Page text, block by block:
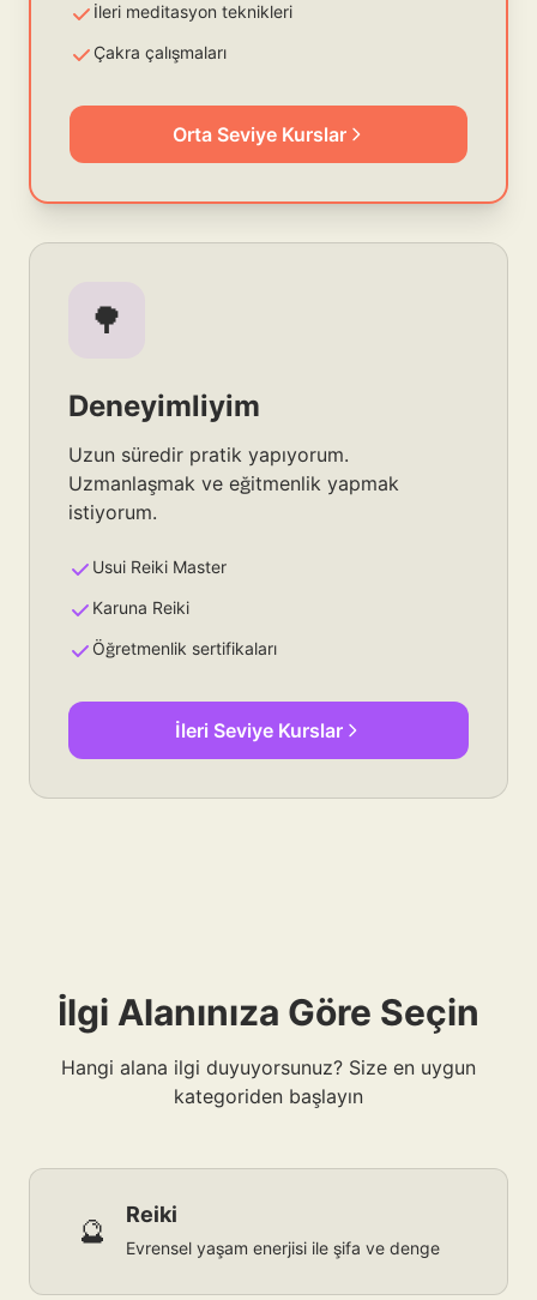
İleri meditasyon teknikleri
Çakra çalışmaları
Orta Seviye Kurslar
🌳
Deneyimliyim
Uzun süredir pratik yapıyorum.
Uzmanlaşmak ve eğitmenlik yapmak
istiyorum.
Usui Reiki Master
Karuna Reiki
Öğretmenlik sertifikaları
İleri Seviye Kurslar
İlgi Alanınıza Göre Seçin
Hangi alana ilgi duyuyorsunuz? Size en uygun
kategoriden başlayın
🔮 Reiki
Evrensel yaşam enerjisi ile şifa ve denge